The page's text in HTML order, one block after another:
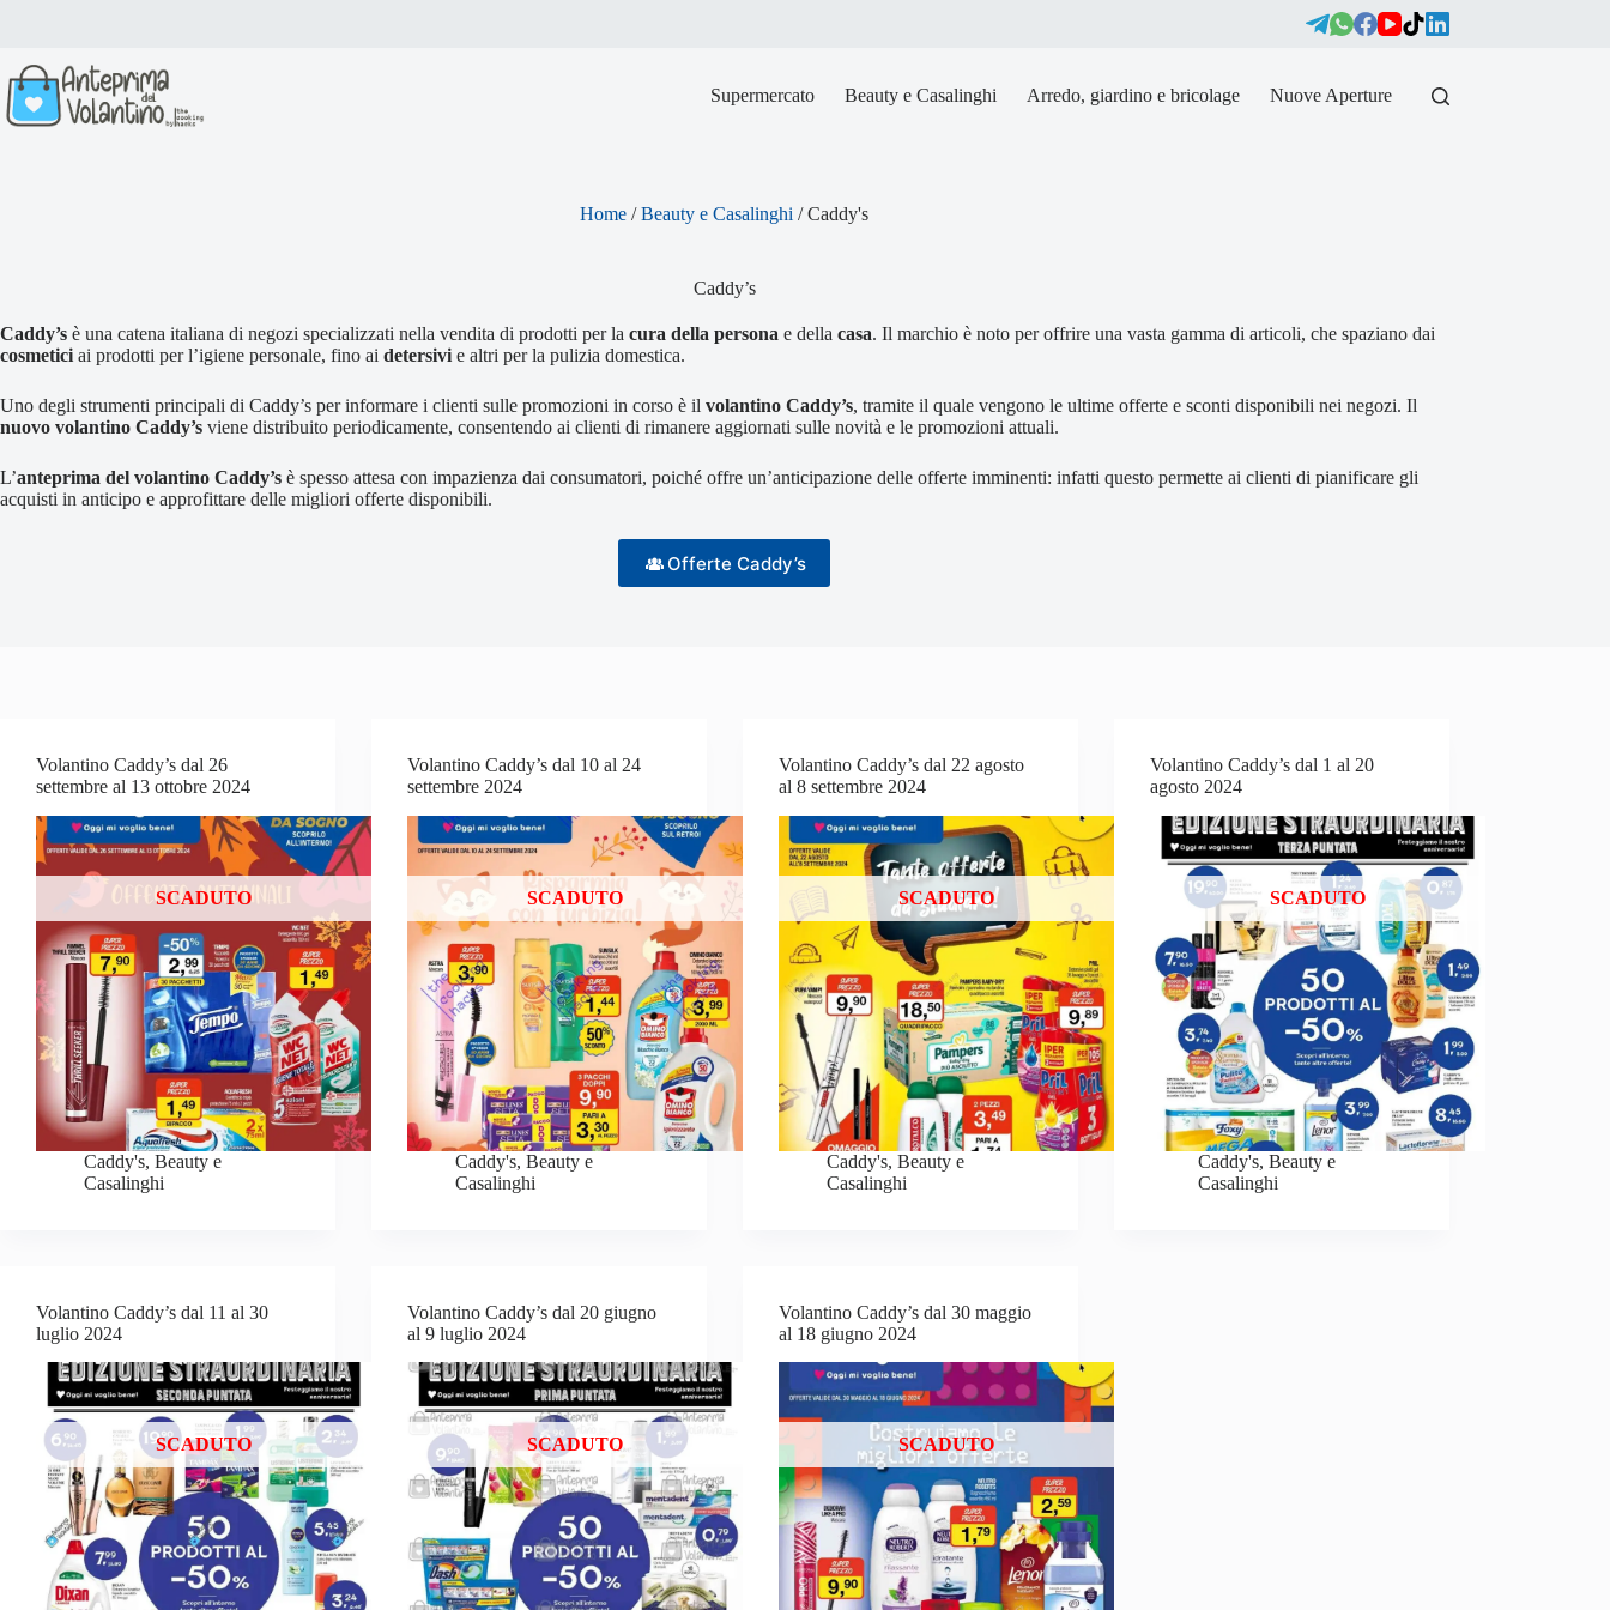
Supermercato Beauty e Casalinghi Arredo, giardino e bricolage Nuove Aperture
Home /Beauty e Casalinghi /Caddy's
Caddy’s
Caddy’s è una catena italiana di negozi specializzati nella vendita di prodotti per la cura della persona e della casa. Il marchio è noto per offrire una vasta gamma di articoli, che spaziano dai
cosmetici ai prodotti per l’igiene personale, fino ai detersivi e altri per la pulizia domestica.
Uno degli strumenti principali di Caddy’s per informare i clienti sulle promozioni in corso è il volantino Caddy’s, tramite il quale vengono le ultime offerte e sconti disponibili nei negozi. Il
nuovo volantino Caddy’s viene distribuito periodicamente, consentendo ai clienti di rimanere aggiornati sulle novità e le promozioni attuali.
L’anteprima del volantino Caddy’s è spesso attesa con impazienza dai consumatori, poiché offre un’anticipazione delle offerte imminenti: infatti questo permette ai clienti di pianificare gli
acquisti in anticipo e approfittare delle migliori offerte disponibili.
Offerte Caddy’s
Volantino Caddy’s dal 26
settembre al 13 ottobre 2024
SCADUTO
Caddy's, Beauty e
Casalinghi
Volantino Caddy’s dal 10 al 24
settembre 2024
SCADUTO
Caddy's, Beauty e
Casalinghi
Volantino Caddy’s dal 22 agosto
al 8 settembre 2024
SCADUTO
Caddy's, Beauty e
Casalinghi
Volantino Caddy’s dal 1 al 20
agosto 2024
SCADUTO
Caddy's, Beauty e
Casalinghi
Volantino Caddy’s dal 11 al 30
luglio 2024
SCADUTO
Volantino Caddy’s dal 20 giugno
al 9 luglio 2024
SCADUTO
Volantino Caddy’s dal 30 maggio
al 18 giugno 2024
SCADUTO